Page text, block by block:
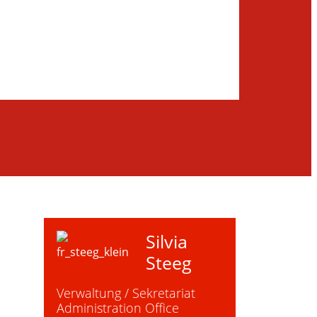
Silvia
Steeg
Verwaltung / Sekretariat
Administration Office